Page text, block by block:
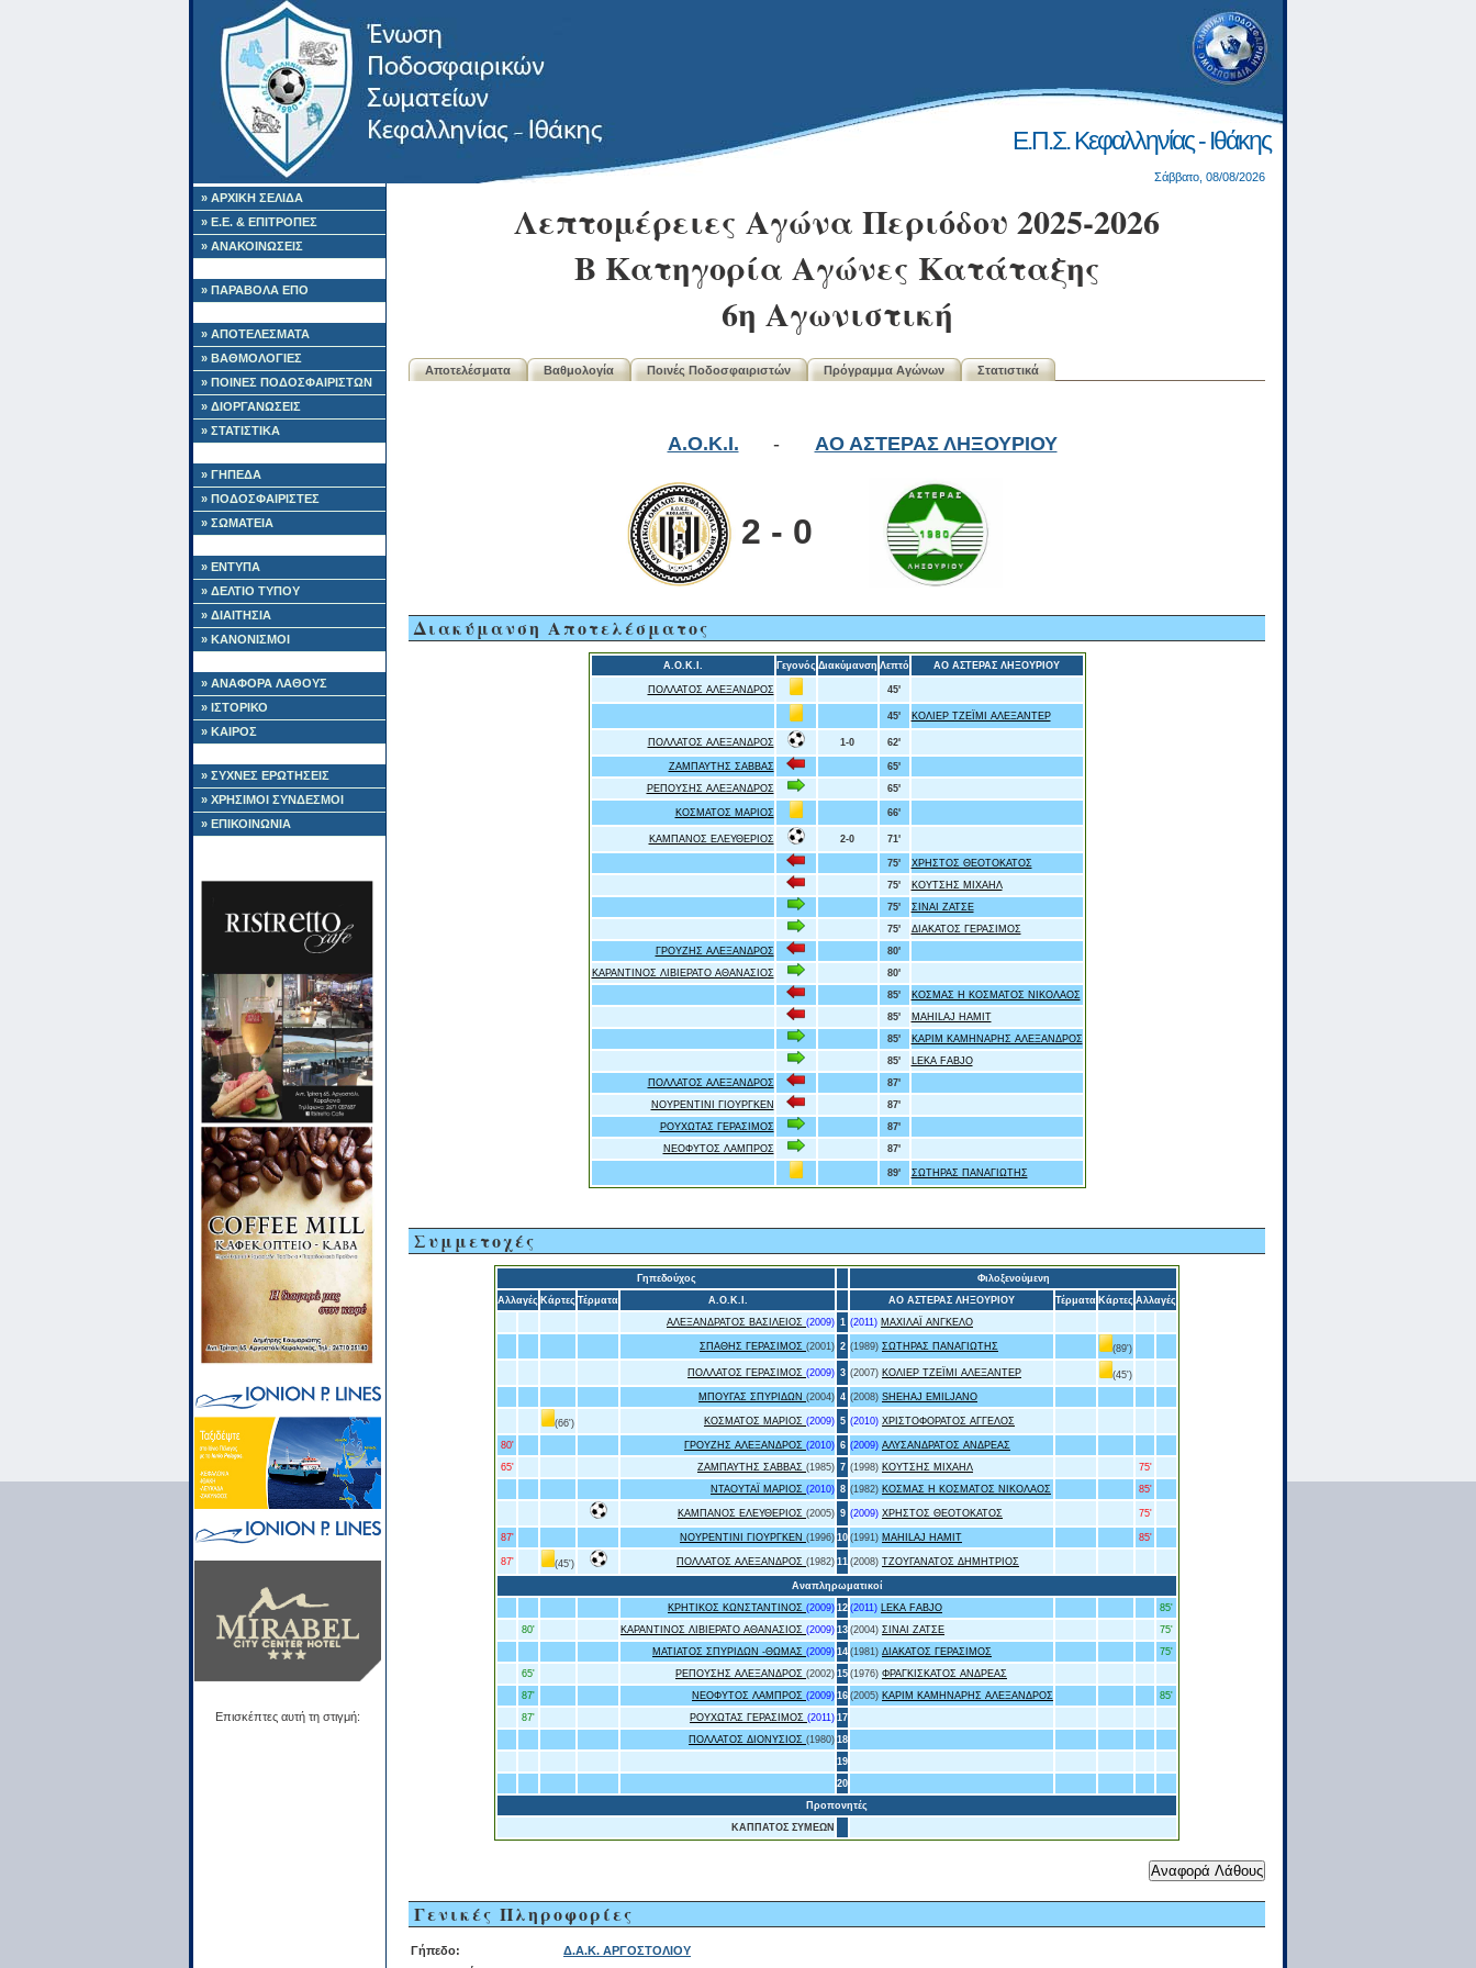
Ε.Π.Σ. Κεφαλληνίας - Ιθάκης
Σάββατο, 08/08/2026
» ΑΡΧΙΚΗ ΣΕΛΙΔΑ
» Ε.Ε. & ΕΠΙΤΡΟΠΕΣ
» ΑΝΑΚΟΙΝΩΣΕΙΣ
» ΠΑΡΑΒΟΛΑ ΕΠΟ
» ΑΠΟΤΕΛΕΣΜΑΤΑ
» ΒΑΘΜΟΛΟΓΙΕΣ
» ΠΟΙΝΕΣ ΠΟΔΟΣΦΑΙΡΙΣΤΩΝ
» ΔΙΟΡΓΑΝΩΣΕΙΣ
» ΣΤΑΤΙΣΤΙΚΑ
» ΓΗΠΕΔΑ
» ΠΟΔΟΣΦΑΙΡΙΣΤΕΣ
» ΣΩΜΑΤΕΙΑ
» ΕΝΤΥΠΑ
» ΔΕΛΤΙΟ ΤΥΠΟΥ
» ΔΙΑΙΤΗΣΙΑ
» ΚΑΝΟΝΙΣΜΟΙ
» ΑΝΑΦΟΡΑ ΛΑΘΟΥΣ
» ΙΣΤΟΡΙΚΟ
» ΚΑΙΡΟΣ
» ΣΥΧΝΕΣ ΕΡΩΤΗΣΕΙΣ
» ΧΡΗΣΙΜΟΙ ΣΥΝΔΕΣΜΟΙ
» ΕΠΙΚΟΙΝΩΝΙΑ
Επισκέπτες αυτή τη στιγμή:
Λεπτομέρειες Αγώνα Περιόδου 2025-2026
B Κατηγορία Αγώνες Κατάταξης
6η Αγωνιστική
Αποτελέσματα Βαθμολογία Ποινές Ποδοσφαιριστών Πρόγραμμα Αγώνων Στατιστικά
Α.Ο.Κ.Ι. - ΑΟ ΑΣΤΕΡΑΣ ΛΗΞΟΥΡΙΟΥ
2 - 0
Διακύμανση Αποτελέσματος
Α.Ο.Κ.Ι. Γεγονός Διακύμανση Λεπτό ΑΟ ΑΣΤΕΡΑΣ ΛΗΞΟΥΡΙΟΥ
ΠΟΛΛΑΤΟΣ ΑΛΕΞΑΝΔΡΟΣ 45'
45' ΚΟΛΙΕΡ ΤΖΕΪΜΙ ΑΛΕΞΑΝΤΕΡ
ΠΟΛΛΑΤΟΣ ΑΛΕΞΑΝΔΡΟΣ 1-0 62'
ΖΑΜΠΑΥΤΗΣ ΣΑΒΒΑΣ
65'
ΡΕΠΟΥΣΗΣ ΑΛΕΞΑΝΔΡΟΣ
65'
ΚΟΣΜΑΤΟΣ ΜΑΡΙΟΣ 66'
ΚΑΜΠΑΝΟΣ ΕΛΕΥΘΕΡΙΟΣ 2-0 71'
75'
ΧΡΗΣΤΟΣ ΘΕΟΤΟΚΑΤΟΣ
75'
ΚΟΥΤΣΗΣ ΜΙΧΑΗΛ
75'
ΣΙΝΑΙ ΖΑΤΣΕ
75'
ΔΙΑΚΑΤΟΣ ΓΕΡΑΣΙΜΟΣ
ΓΡΟΥΖΗΣ ΑΛΕΞΑΝΔΡΟΣ
80'
ΚΑΡΑΝΤΙΝΟΣ ΛΙΒΙΕΡΑΤΟ ΑΘΑΝΑΣΙΟΣ
80'
85'
ΚΟΣΜΑΣ Η ΚΟΣΜΑΤΟΣ ΝΙΚΟΛΑΟΣ
85'
MAHILAJ HAMIT
85'
ΚΑΡΙΜ ΚΑΜΗΝΑΡΗΣ ΑΛΕΞΑΝΔΡΟΣ
85'
LEKA FABJO
ΠΟΛΛΑΤΟΣ ΑΛΕΞΑΝΔΡΟΣ
87'
ΝΟΥΡΕΝΤΙΝΙ ΓΙΟΥΡΓΚΕΝ
87'
ΡΟΥΧΩΤΑΣ ΓΕΡΑΣΙΜΟΣ
87'
ΝΕΟΦΥΤΟΣ ΛΑΜΠΡΟΣ
87'
89' ΣΩΤΗΡΑΣ ΠΑΝΑΓΙΩΤΗΣ
Συμμετοχές
Γηπεδούχος
Φιλοξενούμενη
Αλλαγές Κάρτες Τέρματα Α.Ο.Κ.Ι. ΑΟ ΑΣΤΕΡΑΣ ΛΗΞΟΥΡΙΟΥ Τέρματα Κάρτες Αλλαγές
ΑΛΕΞΑΝΔΡΑΤΟΣ ΒΑΣΙΛΕΙΟΣ (2009) 1 (2011) ΜΑΧΙΛΑΪ ΑΝΓΚΕΛΟ
ΣΠΑΘΗΣ ΓΕΡΑΣΙΜΟΣ (2001) 2 (1989) ΣΩΤΗΡΑΣ ΠΑΝΑΓΙΩΤΗΣ (89')
ΠΟΛΛΑΤΟΣ ΓΕΡΑΣΙΜΟΣ (2009) 3 (2007) ΚΟΛΙΕΡ ΤΖΕΪΜΙ ΑΛΕΞΑΝΤΕΡ
(45')
ΜΠΟΥΓΑΣ ΣΠΥΡΙΔΩΝ (2004) 4 (2008) SHEHAJ EMILJANO
(66') ΚΟΣΜΑΤΟΣ ΜΑΡΙΟΣ (2009) 5 (2010) ΧΡΙΣΤΟΦΟΡΑΤΟΣ ΑΓΓΕΛΟΣ
80' ΓΡΟΥΖΗΣ ΑΛΕΞΑΝΔΡΟΣ (2010) 6 (2009) ΑΛΥΣΑΝΔΡΑΤΟΣ ΑΝΔΡΕΑΣ
65'
ΖΑΜΠΑΥΤΗΣ ΣΑΒΒΑΣ (1985) 7 (1998) ΚΟΥΤΣΗΣ ΜΙΧΑΗΛ
75'
ΝΤΑΟΥΤΑΪ ΜΑΡΙΟΣ (2010) 8 (1982) ΚΟΣΜΑΣ Η ΚΟΣΜΑΤΟΣ ΝΙΚΟΛΑΟΣ 85'
ΚΑΜΠΑΝΟΣ ΕΛΕΥΘΕΡΙΟΣ (2005) 9 (2009) ΧΡΗΣΤΟΣ ΘΕΟΤΟΚΑΤΟΣ 75'
87' ΝΟΥΡΕΝΤΙΝΙ ΓΙΟΥΡΓΚΕΝ (1996) 10 (1991) MAHILAJ HAMIT 85'
87' (45') ΠΟΛΛΑΤΟΣ ΑΛΕΞΑΝΔΡΟΣ (1982) 11 (2008) ΤΖΟΥΓΑΝΑΤΟΣ ΔΗΜΗΤΡΙΟΣ
Αναπληρωματικοί
ΚΡΗΤΙΚΟΣ ΚΩΝΣΤΑΝΤΙΝΟΣ (2009) 12 (2011) LEKA FABJO
85'
80'
ΚΑΡΑΝΤΙΝΟΣ ΛΙΒΙΕΡΑΤΟ ΑΘΑΝΑΣΙΟΣ (2009) 13 (2004) ΣΙΝΑΙ ΖΑΤΣΕ
75'
ΜΑΤΙΑΤΟΣ ΣΠΥΡΙΔΩΝ -ΘΩΜΑΣ (2009) 14 (1981) ΔΙΑΚΑΤΟΣ ΓΕΡΑΣΙΜΟΣ
75'
65'
ΡΕΠΟΥΣΗΣ ΑΛΕΞΑΝΔΡΟΣ (2002) 15 (1976) ΦΡΑΓΚΙΣΚΑΤΟΣ ΑΝΔΡΕΑΣ
87'
ΝΕΟΦΥΤΟΣ ΛΑΜΠΡΟΣ (2009) 16 (2005) ΚΑΡΙΜ ΚΑΜΗΝΑΡΗΣ ΑΛΕΞΑΝΔΡΟΣ
85'
87'
ΡΟΥΧΩΤΑΣ ΓΕΡΑΣΙΜΟΣ (2011) 17
ΠΟΛΛΑΤΟΣ ΔΙΟΝΥΣΙΟΣ (1980) 18
19
20
Προπονητές
ΚΑΠΠΑΤΟΣ ΣΥΜΕΩΝ
Γενικές Πληροφορίες
Γήπεδο:
Δ.Α.Κ. ΑΡΓΟΣΤΟΛΙΟΥ